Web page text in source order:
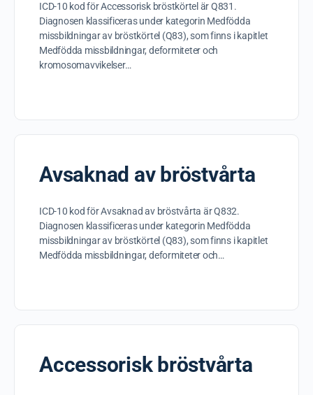
ICD-10 kod för Accessorisk bröstkörtel är Q831.
Diagnosen klassificeras under kategorin Medfödda
missbildningar av bröstkörtel (Q83), som finns i kapitlet
Medfödda missbildningar, deformiteter och
kromosomavvikelser…
Avsaknad av bröstvårta
ICD-10 kod för Avsaknad av bröstvårta är Q832.
Diagnosen klassificeras under kategorin Medfödda
missbildningar av bröstkörtel (Q83), som finns i kapitlet
Medfödda missbildningar, deformiteter och…
Accessorisk bröstvårta